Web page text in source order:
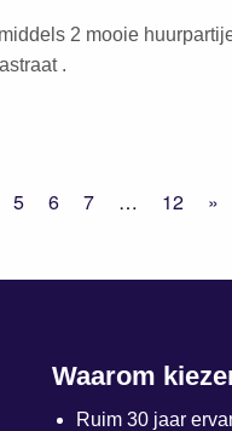
2 mooie
.
5 6 7 … 12 »
Waarom
Ruim 30 jaar